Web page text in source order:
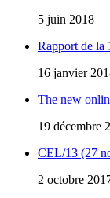
5 juin 2018
Rapport de la
16 janvier
The new
19 décembre
CEL/13 (27
2 octobre